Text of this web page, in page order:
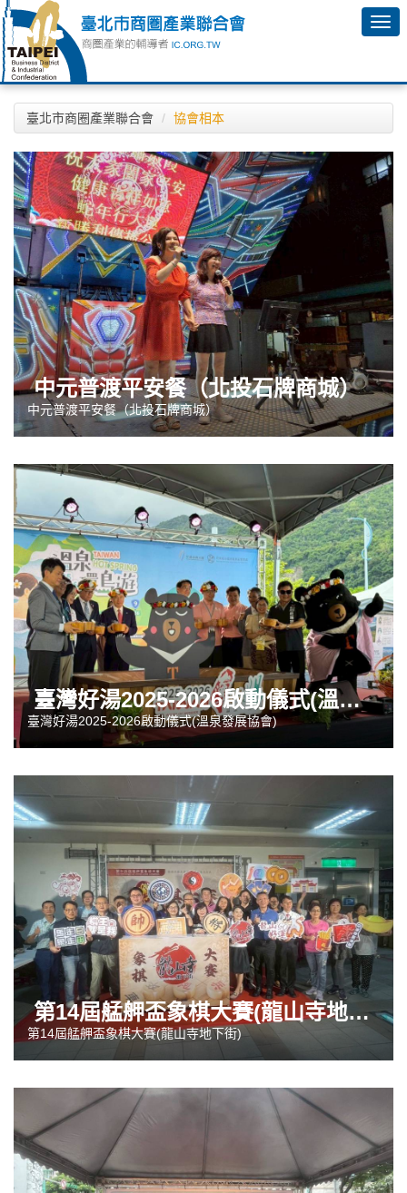
臺北市商圈產業聯合會 協會相本
中元普渡平安餐（北投石牌商城）
中元普渡平安餐（北投石牌商城）
臺灣好湯2025-2026啟動儀式(溫泉發展協會)
臺灣好湯2025-2026啟動儀式(溫泉發展協會)
第14屆艋舺盃象棋大賽(龍山寺地下街)
第14屆艋舺盃象棋大賽(龍山寺地下街)